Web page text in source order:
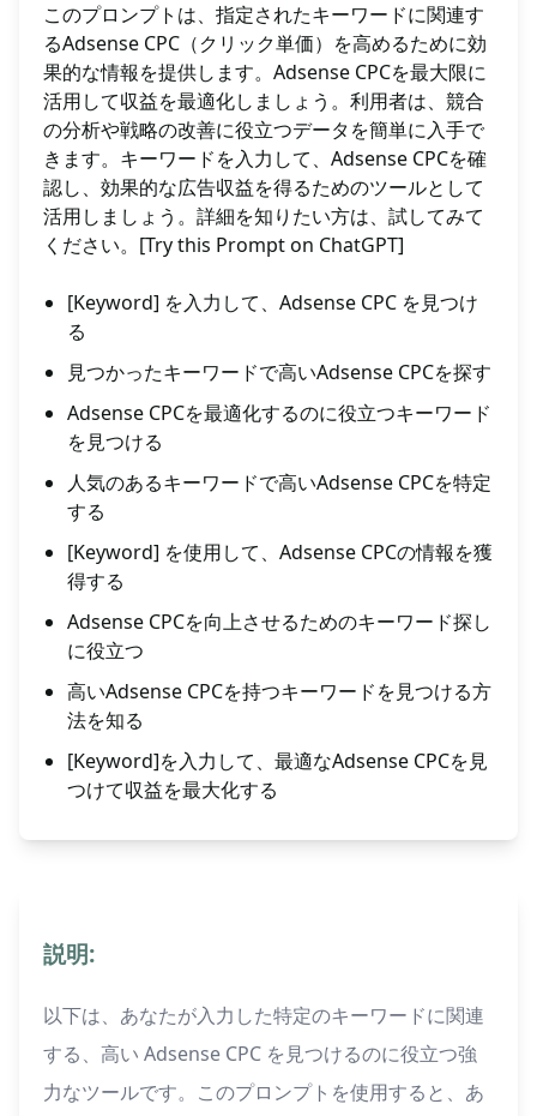
このプロンプトは、指定されたキーワードに関連す
るAdsense CPC（クリック単価）を高めるために効
果的な情報を提供します。Adsense CPCを最大限に
活用して収益を最適化しましょう。利用者は、競合
の分析や戦略の改善に役立つデータを簡単に入手で
きます。キーワードを入力して、Adsense CPCを確
認し、効果的な広告収益を得るためのツールとして
活用しましょう。詳細を知りたい方は、試してみて
ください。[Try this Prompt on ChatGPT]
[Keyword] を入力して、Adsense CPC を見つけ
る
見つかったキーワードで高いAdsense CPCを探す
Adsense CPCを最適化するのに役立つキーワード
を見つける
人気のあるキーワードで高いAdsense CPCを特定
する
[Keyword] を使用して、Adsense CPCの情報を獲
得する
Adsense CPCを向上させるためのキーワード探し
に役立つ
高いAdsense CPCを持つキーワードを見つける方
法を知る
[Keyword]を入力して、最適なAdsense CPCを見
つけて収益を最大化する
説明:
以下は、あなたが入力した特定のキーワードに関連
する、高い Adsense CPC を見つけるのに役立つ強
力なツールです。このプロンプトを使用すると、あ